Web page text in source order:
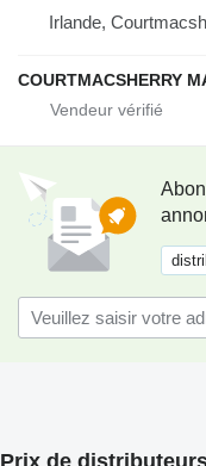
Irlande,
COURTMACSHERRY